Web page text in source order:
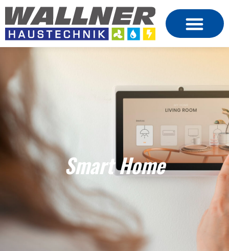
Smart Home